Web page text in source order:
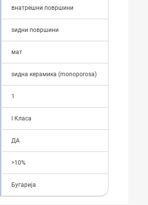
внатрешни површини
ѕидни површини
мат
ѕидна керамика (monoporosa)
1
I Класа
ДА
>10%
Бугарија